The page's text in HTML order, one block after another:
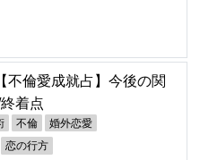
不倫愛成就占】今後の関
着点
不倫 婚外恋愛
恋の行方